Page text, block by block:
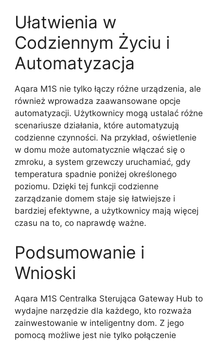
Ułatwienia w
Codziennym Życiu i
Automatyzacja
Aqara M1S nie tylko łączy różne urządzenia, ale
również wprowadza zaawansowane opcje
automatyzacji. Użytkownicy mogą ustalać różne
scenariusze działania, które automatyzują
codzienne czynności. Na przykład, oświetlenie
w domu może automatycznie włączać się o
zmroku, a system grzewczy uruchamiać, gdy
temperatura spadnie poniżej określonego
poziomu. Dzięki tej funkcji codzienne
zarządzanie domem staje się łatwiejsze i
bardziej efektywne, a użytkownicy mają więcej
czasu na to, co naprawdę ważne.
Podsumowanie i
Wnioski
Aqara M1S Centralka Sterująca Gateway Hub to
wydajne narzędzie dla każdego, kto rozważa
zainwestowanie w inteligentny dom. Z jego
pomocą możliwe jest nie tylko połączenie